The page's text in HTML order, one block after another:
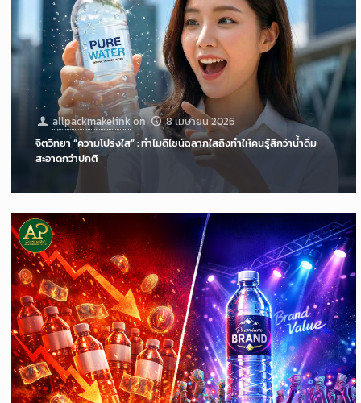
allpackmakelink on
8 เมษายน 2026
จิตวิทยา “ความโปร่งใส” : ทำไมดีไซน์ฉลากใสถึงทำให้คนรู้สึกว่าน้ำดื่ม
สะอาดกว่าปกติ